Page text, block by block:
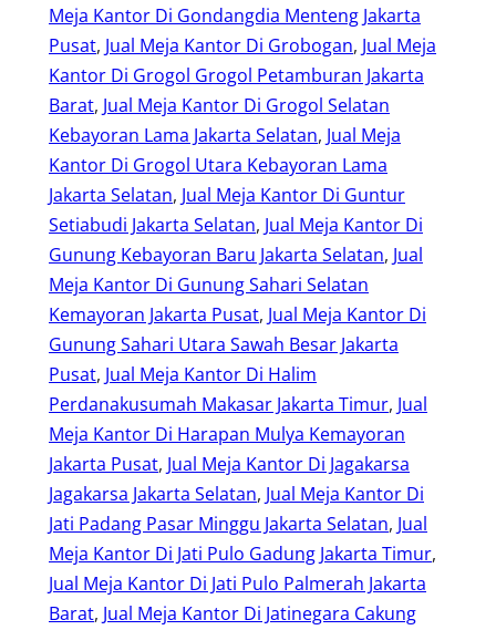
Meja Kantor Di Gondangdia Menteng Jakarta
Pusat, Jual Meja Kantor Di Grobogan, Jual Meja
Kantor Di Grogol Grogol Petamburan Jakarta
Barat, Jual Meja Kantor Di Grogol Selatan
Kebayoran Lama Jakarta Selatan, Jual Meja
Kantor Di Grogol Utara Kebayoran Lama
Jakarta Selatan, Jual Meja Kantor Di Guntur
Setiabudi Jakarta Selatan, Jual Meja Kantor Di
Gunung Kebayoran Baru Jakarta Selatan, Jual
Meja Kantor Di Gunung Sahari Selatan
Kemayoran Jakarta Pusat, Jual Meja Kantor Di
Gunung Sahari Utara Sawah Besar Jakarta
Pusat, Jual Meja Kantor Di Halim
Perdanakusumah Makasar Jakarta Timur, Jual
Meja Kantor Di Harapan Mulya Kemayoran
Jakarta Pusat, Jual Meja Kantor Di Jagakarsa
Jagakarsa Jakarta Selatan, Jual Meja Kantor Di
Jati Padang Pasar Minggu Jakarta Selatan, Jual
Meja Kantor Di Jati Pulo Gadung Jakarta Timur
Jual Meja Kantor Di Jati Pulo Palmerah Jakarta
Barat, Jual Meja Kantor Di Jatinegara Cakung